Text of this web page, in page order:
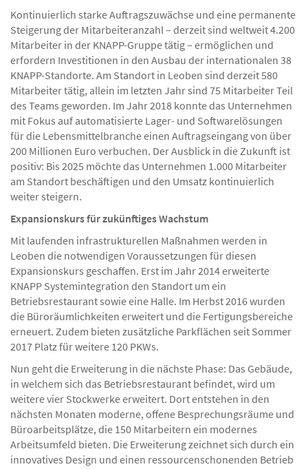
Kontinuierlich starke Auftragszuwächse und eine permanente
Steigerung der Mitarbeiteranzahl – derzeit sind weltweit 4.200
Mitarbeiter in der KNAPP-Gruppe tätig – ermöglichen und
erfordern Investitionen in den Ausbau der internationalen 38
KNAPP-Standorte. Am Standort in Leoben sind derzeit 580
Mitarbeiter tätig, allein im letzten Jahr sind 75 Mitarbeiter Teil
des Teams geworden. Im Jahr 2018 konnte das Unternehmen
mit Fokus auf automatisierte Lager- und Softwarelösungen
für die Lebensmittelbranche einen Auftragseingang von über
200 Millionen Euro verbuchen. Der Ausblick in die Zukunft ist
positiv: Bis 2025 möchte das Unternehmen 1.000 Mitarbeiter
am Standort beschäftigen und den Umsatz kontinuierlich
weiter steigern.
Expansionskurs für zukünftiges Wachstum
Mit laufenden infrastrukturellen Maßnahmen werden in
Leoben die notwendigen Voraussetzungen für diesen
Expansionskurs geschaffen. Erst im Jahr 2014 erweiterte
KNAPP Systemintegration den Standort um ein
Betriebsrestaurant sowie eine Halle. Im Herbst 2016 wurden
die Büroräumlichkeiten erweitert und die Fertigungsbereiche
erneuert. Zudem bieten zusätzliche Parkflächen seit Sommer
2017 Platz für weitere 120 PKWs.
Nun geht die Erweiterung in die nächste Phase: Das Gebäude,
in welchem sich das Betriebsrestaurant befindet, wird um
weitere vier Stockwerke erweitert. Dort entstehen in den
nächsten Monaten moderne, offene Besprechungsräume und
Büroarbeitsplätze, die 150 Mitarbeitern ein modernes
Arbeitsumfeld bieten. Die Erweiterung zeichnet sich durch ein
innovatives Design und einen ressourcenschonenden Betrieb